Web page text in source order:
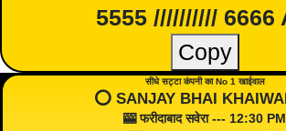
5555 ////////// 6666
Copy
सीधे सट्टा कंपनी का No 1 खाईवाल
⭕️ SANJAY BHAI
🎰 फरीदाबाद सवेरा --- 12:30 PM